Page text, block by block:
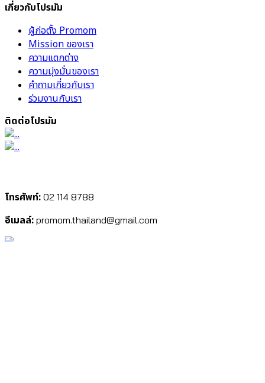
เกี่ยวกับโปรมัม
ผู้ก่อตั้ง Promom
Mission ของเรา
ความแตกต่าง
ความมุ่งมั่นของเรา
คำถามเกี่ยวกับเรา
ร่วมงานกับเรา
ติดต่อโปรมัม
โทรศัพท์: 02 114 8788
อีเมลล์: promom.thailand@gmail.com